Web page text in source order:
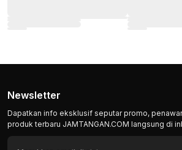
Newsletter
Dapatkan info eksklusif seputar promo,
produk terbaru JAMTANGAN.COM langsung di